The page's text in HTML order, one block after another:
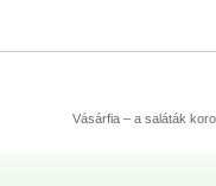
Vásárfia – a saláták